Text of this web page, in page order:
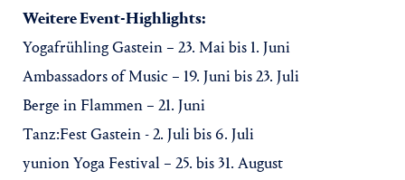
Weitere Event-Highlights:
Yogafrühling Gastein – 23. Mai bis 1. Juni
Ambassadors of Music – 19. Juni bis 23. Juli
Berge in Flammen – 21. Juni
Tanz:Fest Gastein - 2. Juli bis 6. Juli
yunion Yoga Festival – 25. bis 31. August